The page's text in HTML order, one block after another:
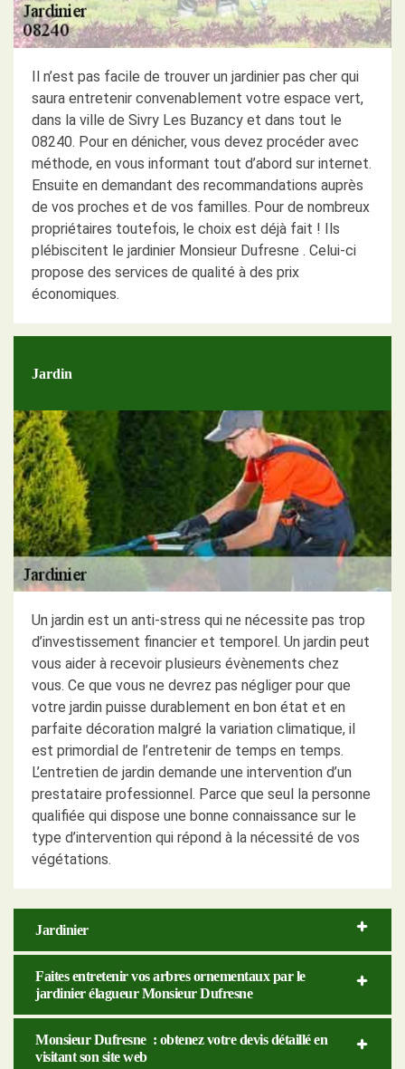
Il n’est pas facile de trouver un jardinier pas cher qui
saura entretenir convenablement votre espace vert,
dans la ville de Sivry Les Buzancy et dans tout le
08240. Pour en dénicher, vous devez procéder avec
méthode, en vous informant tout d’abord sur internet.
Ensuite en demandant des recommandations auprès
de vos proches et de vos familles. Pour de nombreux
propriétaires toutefois, le choix est déjà fait ! Ils
plébiscitent le jardinier Monsieur Dufresne . Celui-ci
propose des services de qualité à des prix
économiques.
Jardin
Un jardin est un anti-stress qui ne nécessite pas trop
d’investissement financier et temporel. Un jardin peut
vous aider à recevoir plusieurs évènements chez
vous. Ce que vous ne devrez pas négliger pour que
votre jardin puisse durablement en bon état et en
parfaite décoration malgré la variation climatique, il
est primordial de l’entretenir de temps en temps.
L’entretien de jardin demande une intervention d’un
prestataire professionnel. Parce que seul la personne
qualifiée qui dispose une bonne connaissance sur le
type d’intervention qui répond à la nécessité de vos
végétations.
Jardinier
Faites entretenir vos arbres ornementaux par le
jardinier élagueur Monsieur Dufresne
Monsieur Dufresne : obtenez votre devis détaillé en
visitant son site web